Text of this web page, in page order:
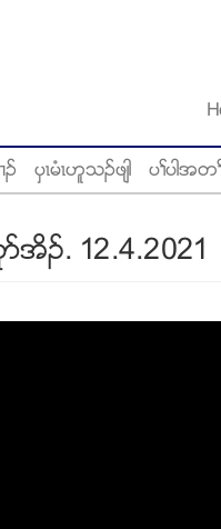
ပွၚမံၚဟူသဥဖ်ါ ပႈပါအ
. 12.4.2021